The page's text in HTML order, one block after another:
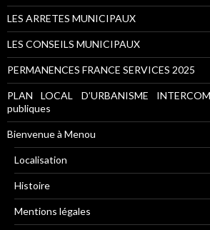
LES ARRETES MUNICIPAUX
LES CONSEILS MUNICIPAUX
PERMANENCES FRANCE SERVICES 2025
PLAN LOCAL D’URBANISME
publiques
Bienvenue à Menou
Localisation
Histoire
Mentions légales